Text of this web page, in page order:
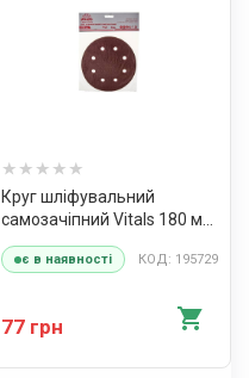
Круг шліфувальний
самозачіпний Vitals 180 мм,
8 отв., з. – 60, 5 од.
є в наявності КОД: 195729
77 грн